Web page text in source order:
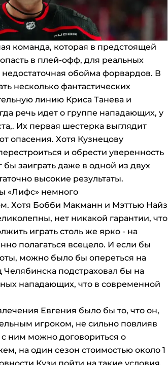
команда, которая в предстоящей
в плей-офф, для реальных
обойма форвардов. В
несколько фантастических
линию Криса Танева и
речь идет о группе нападающих, у
Их первая шестерка выглядит
опасения. Хотя Кузнецову
и обрести уверенность
заиграть даже в одной из двух
высокие результаты.
«Лифс» немного
Хотя Бобби Макманн и Мэттью Найз
нет никакой гарантии, что
играть столь же ярко - на
полагаться всецело. И если бы
можно было бы опереться на
подстраховал бы на
нападающих, что в современной
Евгения было бы то, что он,
игроком, не сильно повлияв
с ним можно договориться о
на один сезон стоимостью около 1